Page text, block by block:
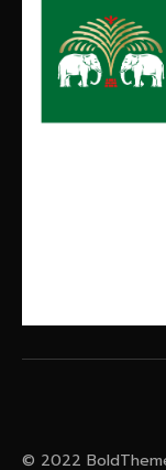
© 2022